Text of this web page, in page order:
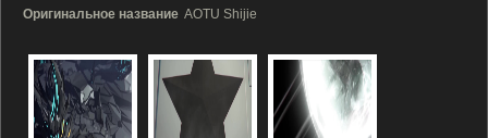
Оригинальное название AOTU Shijie